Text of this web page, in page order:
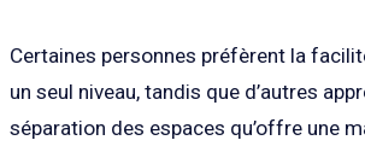
Certaines personnes préfèrent la
un seul niveau, tandis que d’autres
séparation des espaces qu’offre une